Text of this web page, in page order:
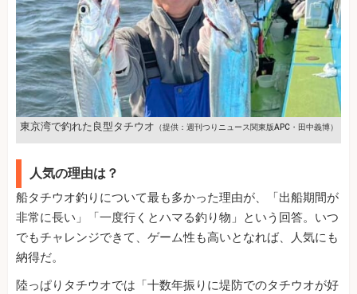
東京湾で釣れた良型タチウオ （提供：週刊つりニュース関東版APC・田中義博）
人気の理由は？
船タチウオ釣りについて最も多かった理由が、「出船期間が
非常に長い」「一度行くとハマる釣り物」という回答。いつ
でもチャレンジできて、ゲーム性も高いとなれば、人気にも
納得だ。
陸っぱりタチウオでは「十数年振りに堤防でのタチウオが好